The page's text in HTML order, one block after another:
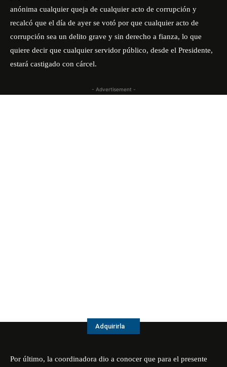
anónima cualquier queja de cualquier acto de corrupción y
recalcó que el día de ayer se votó por que cualquier acto de
corrupción sea un delito grave y sin derecho a fianza, lo que
quiere decir que cualquier servidor público, desde el Presidente,
estará castigado con cárcel.
- Advertisement -
Adquirirla
Por último, la coordinadora dio a conocer que para el presente